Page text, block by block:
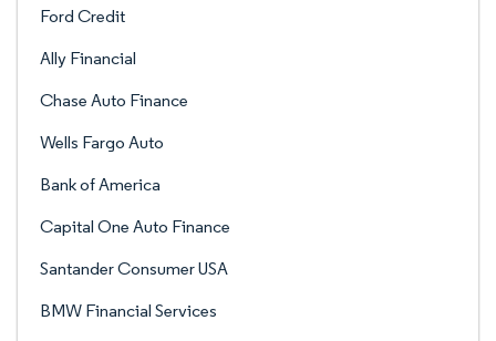
Ford Credit
Ally Financial
Chase Auto Finance
Wells Fargo Auto
Bank of America
Capital One Auto Finance
Santander Consumer USA
BMW Financial Services